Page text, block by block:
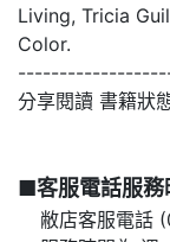
Living, Tricia
Color.
分享閱讀 書籍狀
■客服電話服務
敝店客服電話